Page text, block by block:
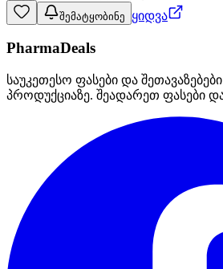
შემატყობინე ყიდვა
PharmaDeals
საუკეთესო ფასები და
პროდუქციაზე. შეადარეთ ფასები